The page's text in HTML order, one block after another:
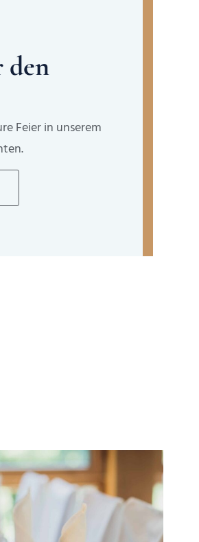
den
Feier in unserem